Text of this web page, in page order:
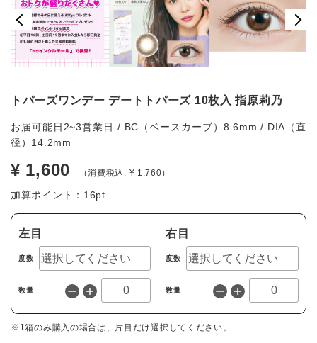
トパーズワンデー デートトパーズ 10枚入 指原莉乃
お届可能日2~3営業日 / BC（ベースカーブ）8.6mm / DIA（直
径）14.2mm
¥ 1,600 （消費税込: ¥ 1,760）
加算ポイント： 16pt
左目
度数
数量
右目
度数
数量
※1箱のみ購入の場合は、片目だけ選択してください。